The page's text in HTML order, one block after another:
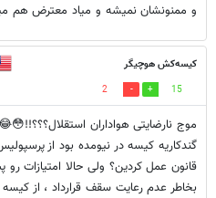
و ممنونشان نمیشه و میاد معترض هم
کیسه‌کش هوچیگر
15
2
موج نارضایتی هواداران
گند‌کاریه کیسه در نیومده بود از
قانون عمل کردین؟ ولی حالا امتیازات
بخاطر عدم رعایت سقف قرارداد ، از